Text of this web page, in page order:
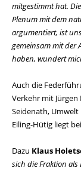
mitgestimmt hat.
Plenum mit dem
argumentiert, ist
gemeinsam mit der
haben, wundert
Auch die
Verkehr mit
Seidenath,
Eiling-Hütig liegt
Dazu Klaus
sich die Fraktion